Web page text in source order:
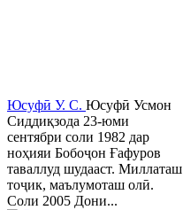
Юсуфӣ У. C. Юсуфӣ Усмон
Сиддиқзода 23-юми
сентябри соли 1982 дар
ноҳияи Бобоҷон Ғафуров
таваллуд шудааст. Миллаташ
тоҷик, маълумоташ олӣ.
Соли 2005 Дони...